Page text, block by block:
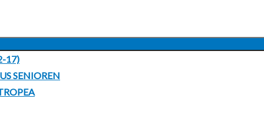
UNTERMENÜ
17)
SENIOREN